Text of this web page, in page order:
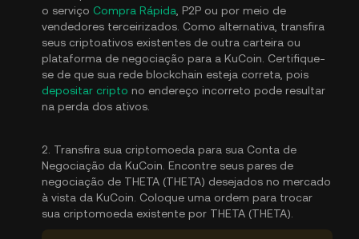
o serviço Compra Rápida , P2P ou por meio de
vendedores terceirizados. Como alternativa, transfira
seus criptoativos existentes de outra carteira ou
plataforma de negociação para a KuCoin. Certifique-
se de que sua rede blockchain esteja correta, pois
depositar cripto no endereço incorreto pode resultar
na perda dos ativos.
2. Transfira sua criptomoeda para sua Conta de
Negociação da KuCoin. Encontre seus pares de
negociação de THETA (THETA) desejados no mercado
à vista da KuCoin. Coloque uma ordem para trocar
sua criptomoeda existente por THETA (THETA).